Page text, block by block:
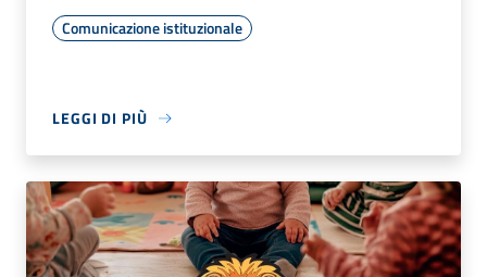
Comunicazione istituzionale
LEGGI DI PIÙ